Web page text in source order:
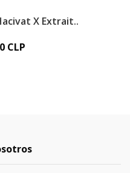
X Extrait..
CLP